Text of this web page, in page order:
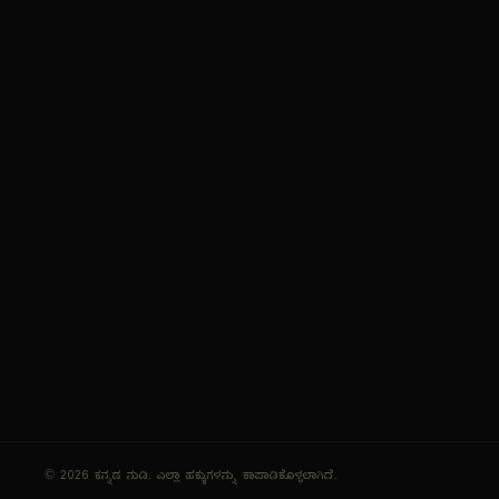
© 2026 ಕನ್ನಡ ನುಡಿ. ಎಲ್ಲಾ ಹಕ್ಕುಗಳನ್ನು ಕಾಪಾಡಿಕೊಳ್ಳಲಾಗಿದೆ.